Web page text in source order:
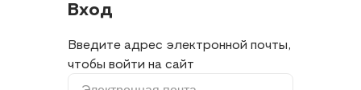
Вход
Введите адрес электронной почты,
чтобы войти на сайт